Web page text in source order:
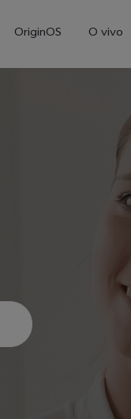
OriginOS O vivo